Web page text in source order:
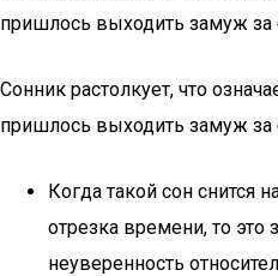
пришлось выходить замуж
Сонник растолкует, что
пришлось выходить замуж
Когда такой сон снится
отрезка времени, то это
неуверенность